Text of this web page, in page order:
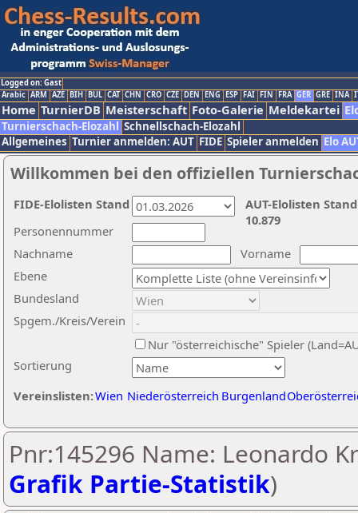
Logged on: Gast
Arabic ARM AZE BIH BUL CAT CHN CRO CZE DEN ENG ESP FAI FIN FRA GER GRE INA
Home TurnierDB Meisterschaft Foto-Galerie Meldekartei
Turnierschach-Elozahl Schnellschach-Elozahl
Allgemeines Turnier anmelden: AUT FIDE Spieler anmelden Elo
Willkommen bei den offiziellen
Nachname
Vorname
Ebene
Sortierung
Personennummer
Bundesland
Spgem./Kreis/Verein
Nur "österreichische" Spieler
Vereinslisten:Wien Niederösterreich Burgenland
AUT-Elolisten
10.879
FIDE-Elolisten Stand
Pnr:145296 Name: Leonardo
Grafik Partie-Statistik)